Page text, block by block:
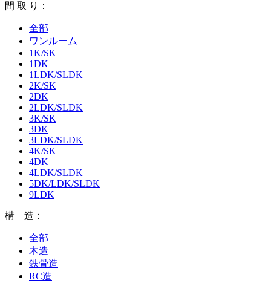
間 取 り：
全部
ワンルーム
1K/SK
1DK
1LDK/SLDK
2K/SK
2DK
2LDK/SLDK
3K/SK
3DK
3LDK/SLDK
4K/SK
4DK
4LDK/SLDK
5DK/LDK/SLDK
9LDK
構 造：
全部
木造
鉄骨造
RC造